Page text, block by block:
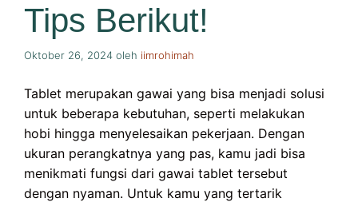
Tips Berikut!
Oktober 26, 2024 oleh iimrohimah
Tablet merupakan gawai yang bisa menjadi solusi
untuk beberapa kebutuhan, seperti melakukan
hobi hingga menyelesaikan pekerjaan. Dengan
ukuran perangkatnya yang pas, kamu jadi bisa
menikmati fungsi dari gawai tablet tersebut
dengan nyaman. Untuk kamu yang tertarik